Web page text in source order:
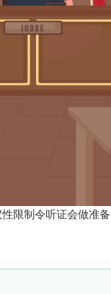
限制令听证会做准备